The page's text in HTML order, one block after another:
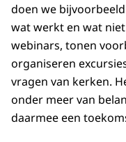
doen we
wat werkt en wat
webinars, tonen
organiseren
vragen van kerken.
onder meer van
daarmee een